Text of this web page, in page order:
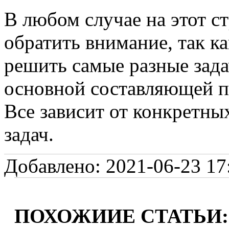
В любом случае на этот
обратить внимание, так
решить самые разные
основной составляющей
Все зависит от
задач.
Добавлено: 2021-06-23
ПОХОЖИИЕ СТАТЬИ: